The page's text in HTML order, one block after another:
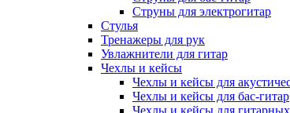
Струны для электрогитар
Стулья
Тренажеры для рук
Увлажнители для гитар
Чехлы и кейсы
Чехлы и кейсы для
Чехлы и кейсы для бас-гитар
Чехлы и кейсы для